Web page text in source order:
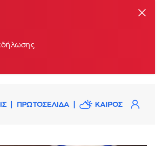
ΠΡΩΤΟΣΕΛΙΔΑ ΚΑΙΡΟΣ